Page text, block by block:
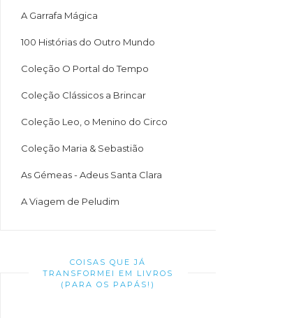
A Garrafa Mágica
100 Histórias do Outro Mundo
Coleção O Portal do Tempo
Coleção Clássicos a Brincar
Coleção Leo, o Menino do Circo
Coleção Maria & Sebastião
As Gémeas - Adeus Santa Clara
A Viagem de Peludim
COISAS QUE JÁ
TRANSFORMEI EM LIVROS
(PARA OS PAPÁS!)